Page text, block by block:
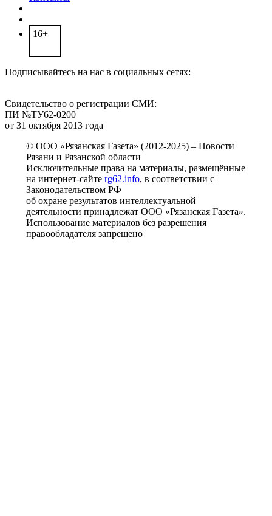
16+
Подписывайтесь на нас в социальных сетях:
Свидетельство о регистрации СМИ:
ПИ №ТУ62-0200
от 31 октября 2013 года
© ООО «Рязанская Газета» (2012-2025) – Новости
Рязани и Рязанской области
Исключительные права на материалы, размещённые
на интернет-сайте rg62.info, в соответствии с
Законодательством РФ
об охране результатов интеллектуальной
деятельности принадлежат ООО «Рязанская Газета».
Использование материалов без разрешения
правообладателя запрещено